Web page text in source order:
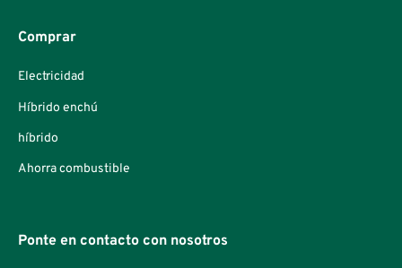
Comprar
Electricidad
Híbrido enchú
híbrido
Ahorra combustible
Ponte en contacto con nosotros